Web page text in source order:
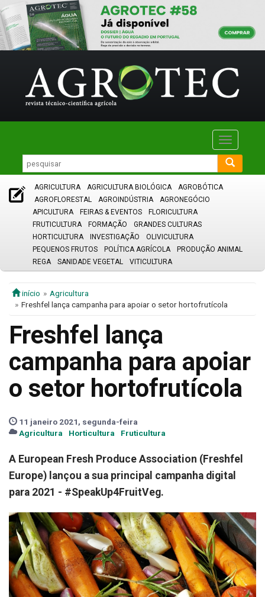
Toggle
AGRICULTURA AGRICULTURA BIOLÓGICA
AGROBÓTICA
AGROFLORESTAL
AGROINDÚSTRIA
AGRONEGÓCIO
APICULTURA
FEIRAS & EVENTOS
FLORICULTURA
FRUTICULTURA
FORMAÇÃO
GRANDES CULTURAS
HORTICULTURA
INVESTIGAÇÃO
OLIVICULTURA
PEQUENOS FRUTOS
POLÍTICA AGRÍCOLA
PRODUÇÃO ANIMAL
REGA
SANIDADE VEGETAL VITICULTURA
início
Agricultura
Freshfel lança campanha para apoiar o setor hortofrutícola
Freshfel lança
campanha para apoiar
o setor hortofrutícola
11 janeiro 2021, segunda-feira
Agricultura
Horticultura Fruticultura
A European Fresh Produce Association (Freshfel
Europe) lançou a sua principal campanha digital
para 2021 - #SpeakUp4FruitVeg.